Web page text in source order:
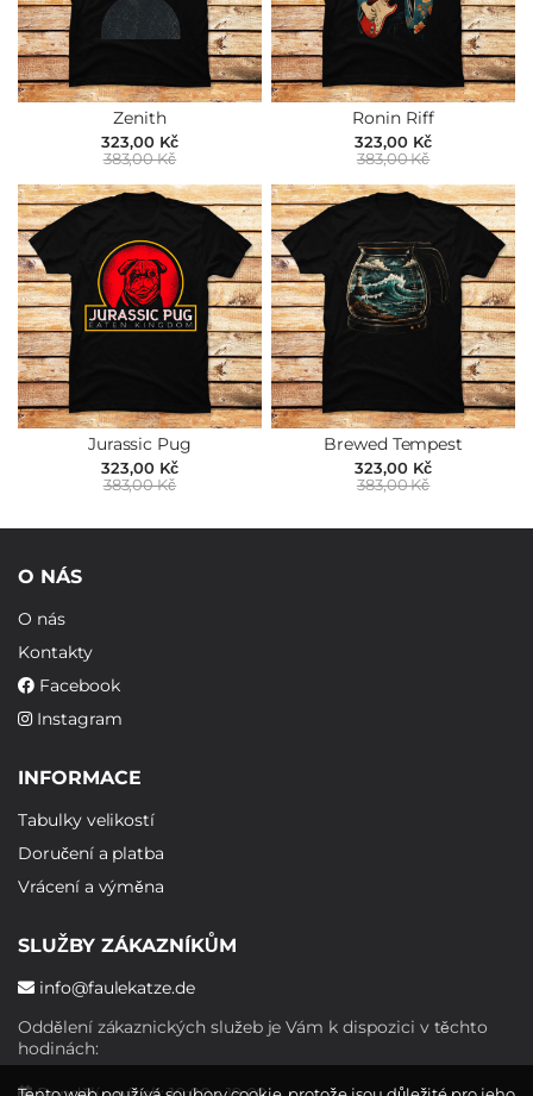
Zenith
323,00 Kč
383,00 Kč
Ronin Riff
323,00 Kč
383,00 Kč
Jurassic Pug
323,00 Kč
383,00 Kč
Brewed Tempest
323,00 Kč
383,00 Kč
O NÁS
O nás
Kontakty
Facebook
Instagram
INFORMACE
Tabulky velikostí
Doručení a platba
Vrácení a výměna
SLUŽBY ZÁKAZNÍKŮM
info@faulekatze.de
Oddělení zákaznických služeb je Vám k dispozici v těchto
hodinách: